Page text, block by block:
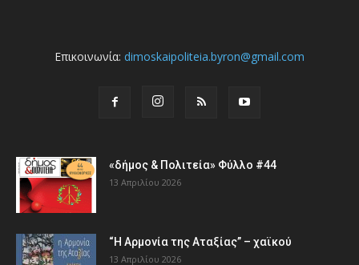
Επικοινωνία: dimoskaipoliteia.byron@gmail.com
«δήμος & Πολιτεία» Φύλλο #44
13 Απριλίου 2026
“Η Αρμονία της Αταξίας” – χαϊκού
13 Απριλίου 2026